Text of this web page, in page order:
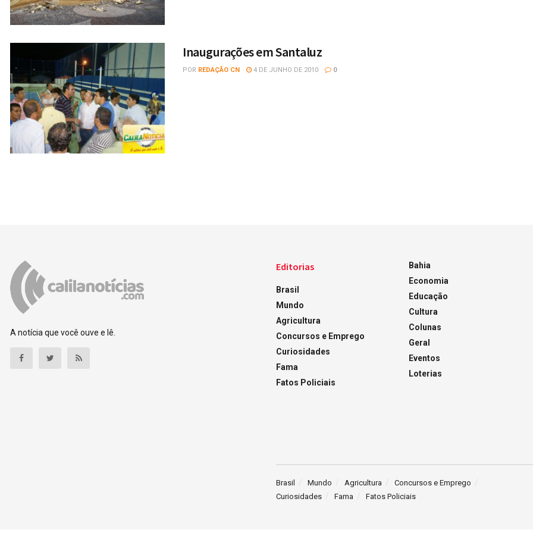
Inaugurações em Santaluz
POR REDAÇÃO CN 4 DE JUNHO DE 2010 0
A notícia que você ouve e lê.
Editorias
Brasil
Mundo
Agricultura
Concursos e Emprego
Curiosidades
Fama
Fatos Policiais
Bahia
Economia
Educação
Cultura
Colunas
Geral
Eventos
Loterias
Brasil Mundo Agricultura
Concursos e Emprego
Curiosidades
Fama Fatos Policiais